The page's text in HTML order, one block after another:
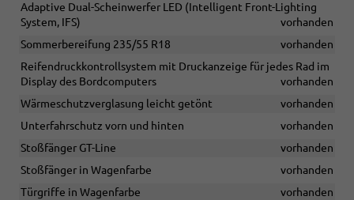
Adaptive Dual-Scheinwerfer LED (Intelligent Front-Lighting
System, IFS)
vorhanden
Sommerbereifung 235/55 R18
vorhanden
Reifendruckkontrollsystem mit Druckanzeige für jedes Rad im
Display des Bordcomputers
vorhanden
Wärmeschutzverglasung leicht getönt
vorhanden
Unterfahrschutz vorn und hinten
vorhanden
Stoßfänger GT-Line
vorhanden
Stoßfänger in Wagenfarbe
vorhanden
Türgriffe in Wagenfarbe
vorhanden